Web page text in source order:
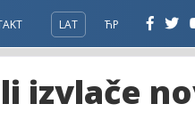
LAT ЋР
izvlače